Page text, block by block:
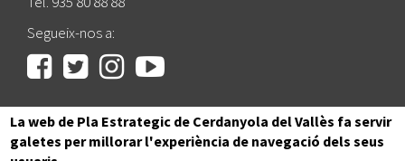
Segueix-nos a:
Inici | Avís legal | Protecció de dades | Mapa del lloc |
Accessibilitat
La web de Pla Estrategic de Cerdanyola del Vallès fa servir
galetes per millorar l'experiència de navegació dels seus